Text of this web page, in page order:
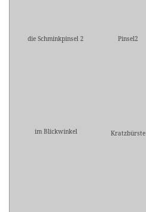
die Schminkpinsel 2 Pinsel2
im Blickwinkel Kratzbürste